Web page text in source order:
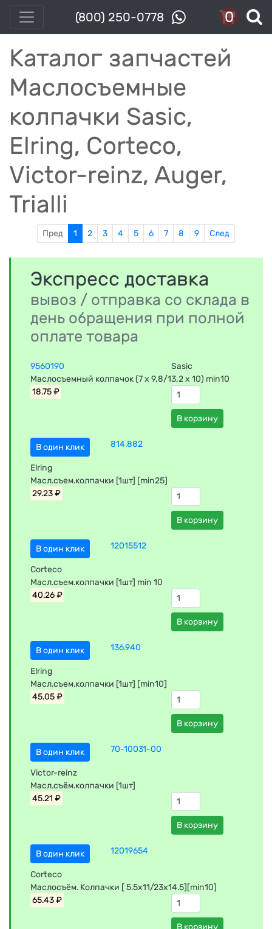
(800) 250-0778 0
Каталог запчастей
Маслосъемные
колпачки Sasic,
Elring, Corteco,
Victor-reinz, Auger,
Trialli
Пред 1 2 3 4 5 6 7 8 9 След
Экспресс доставка
вывоз / отправка со склада в
день обращения при полной
оплате товара
9560190
Sasic
Маслосъемный колпачок (7 x 9,8/13,2 x 10) min10
18.75 ₽
В корзину
В один клик 814.882
Elring
Масл.съем.колпачки [1шт] [min25]
29.23 ₽
В корзину
В один клик 12015512
Corteco
Масл.съем.колпачки [1шт] min 10
40.26 ₽
В корзину
В один клик 136.940
Elring
Масл.съем.колпачки [1шт] [min10]
45.05 ₽
В корзину
В один клик 70-10031-00
Victor-reinz
Масл.съём.колпачки [1шт]
45.21 ₽
В корзину
В один клик 12019654
Corteco
Маслосъём. Колпачки [ 5.5x11/23x14.5][min10]
65.43 ₽
В корзину